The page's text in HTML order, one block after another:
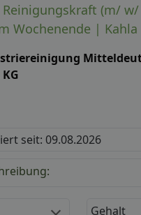
Reinigungskraft (m/
Wochenende | Kahla
seit: 09.08.2026
Gehalt